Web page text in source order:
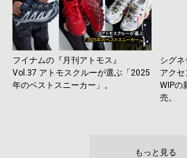
フイナムの『月刊アトモス』
Vol.37 アトモスクルーが選ぶ「2025
年のベストスニーカー」。
シグ
アクセ
WIPの
売。
もっと見る